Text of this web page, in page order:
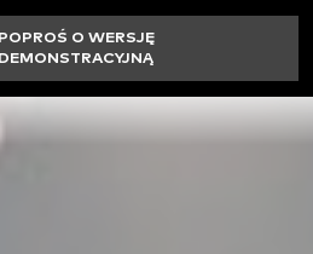
O WERSJĘ